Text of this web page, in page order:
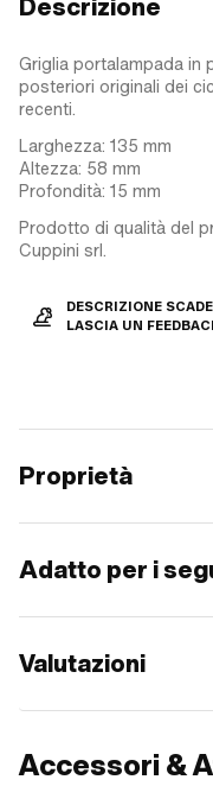
Descrizione
Griglia portalampada in
posteriori originali dei
recenti.
Larghezza: 135 mm
Altezza: 58 mm
Profondità: 15 mm
Prodotto di qualità del
Cuppini srl.
DESCRIZIONE
LASCIA UN
Proprietà
Adatto per i
Valutazioni
Accessori &